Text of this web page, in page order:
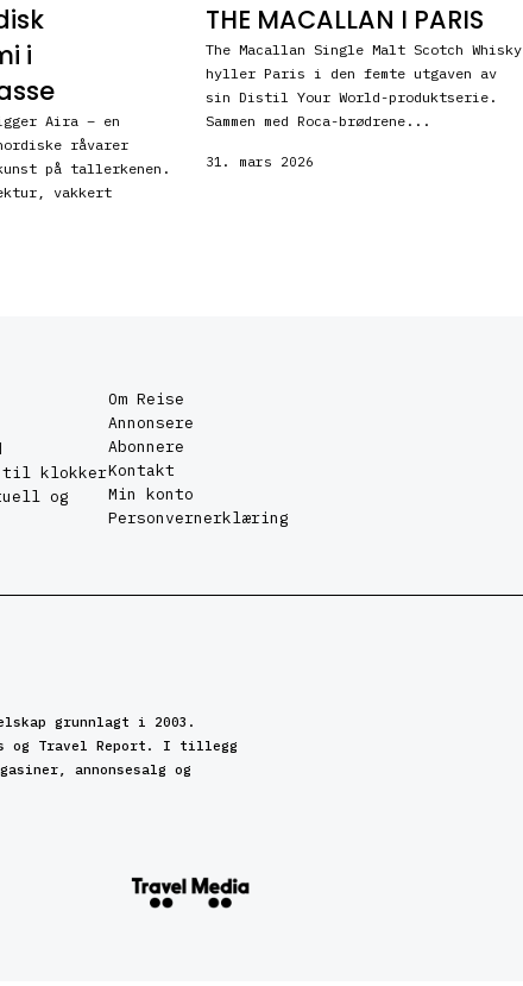
i
Aira – en
råvarer
på tallerkenen.
vakkert
THE MACALLAN I PARIS
The Macallan Single Malt Scotch Whisky
hyller Paris i den femte utgaven av
sin Distil Your World-produktserie.
Sammen med Roca-brødrene...
31. mars 2026
til klokker
og
Om Reise
Annonsere
Abonnere
Kontakt
Min konto
Personvernerklæring
grunnlagt i 2003.
og Travel Report. I tillegg
annonsesalg og